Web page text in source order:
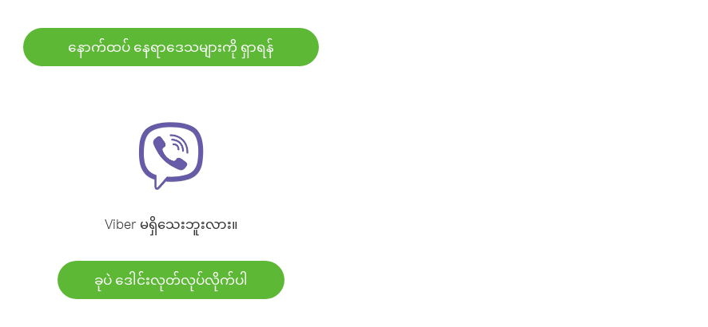
နောက်ထပ် နေရာဒေသများကို ရှာရန်
Viber မရှိသေးဘူးလား။
ခုပဲ ဒေါင်းလုတ်လုပ်လိုက်ပါ